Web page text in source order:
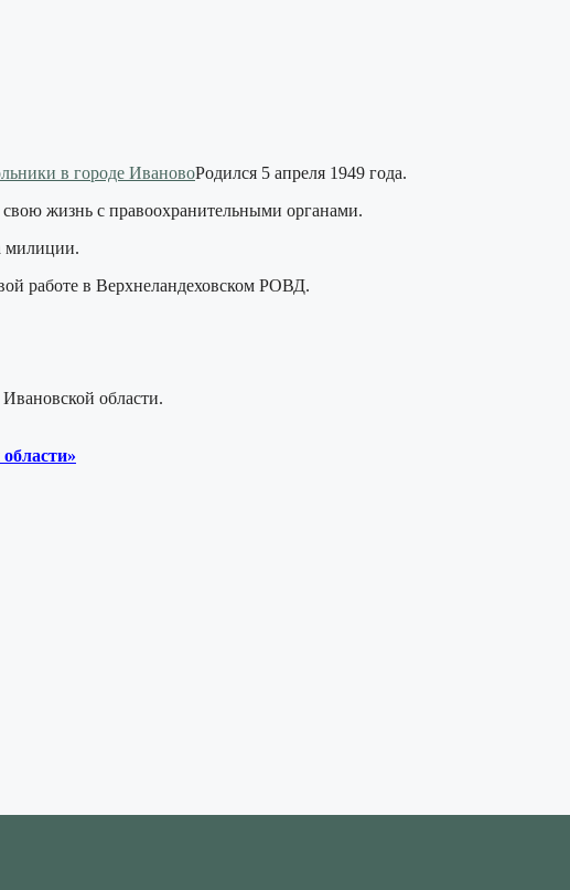
Родился 5 апреля 1949 года.
жизнь с правоохранительными органами.
милиции.
работе в Верхнеландеховском РОВД.
области.